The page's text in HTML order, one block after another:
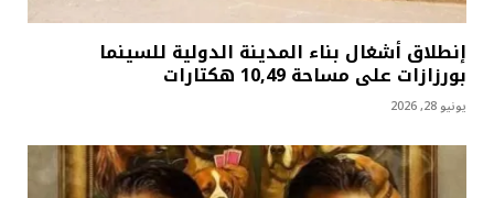
إنطلاق أشغال بناء المدينة الدولية للسينما
بورزازات على مساحة 10,49 هكتارات
يونيو 28, 2026